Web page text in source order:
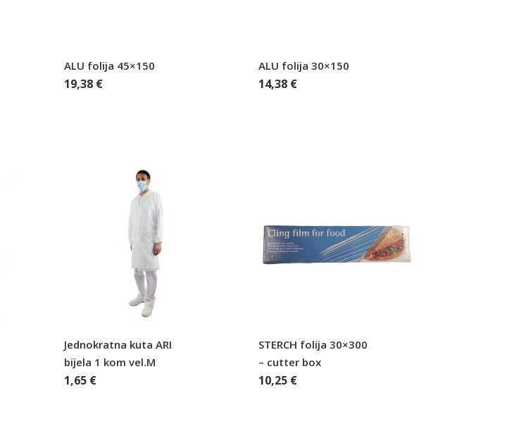
ALU folija 45×150
19,38 €
ALU folija 30×150
14,38 €
Jednokratna kuta ARI
bijela 1 kom vel.M
1,65 €
STERCH folija 30×300
– cutter box
10,25 €